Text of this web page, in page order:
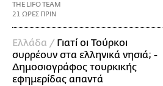
THE LIFO TEAM
21 ΩΡΕΣ ΠΡΙΝ
Ελλάδα / Γιατί οι Τούρκοι
συρρέουν στα ελληνικά νησιά; -
Δημοσιογράφος τουρκικής
εφημερίδας απαντά